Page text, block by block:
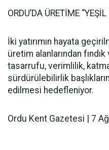
ORDU’DA ÜRETİME
İki yatırımın hayata
üretim alanlarından
tasarrufu, verimlilik,
sürdürülebilirlik
edilmesi hedefleniyor.
Ordu Kent Gazetesi | 7